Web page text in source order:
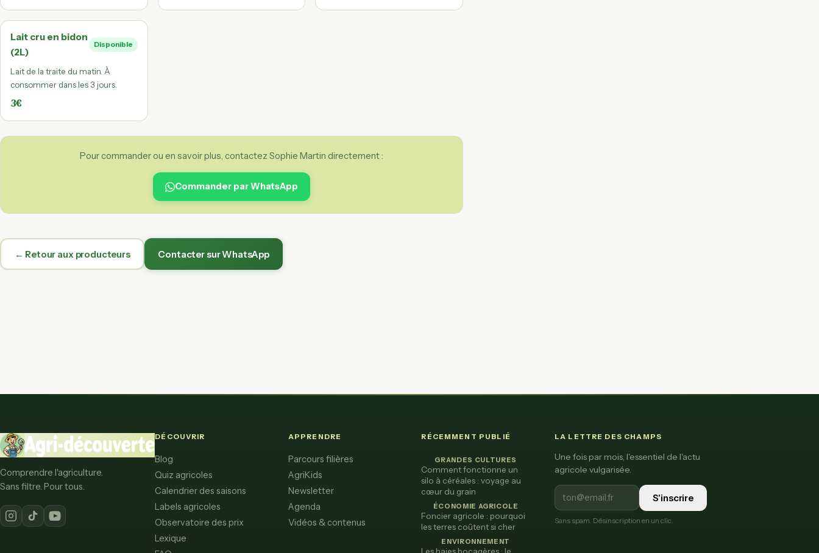
Lait cru en bidon
(2L)
Disponible
Lait de la traite du matin. À
consommer dans les 3 jours.
3€
Pour commander ou en savoir plus, contactez Sophie Martin directement :
Commander par WhatsApp
← Retour aux producteurs Contacter sur WhatsApp
Comprendre l'agriculture.
Sans filtre. Pour tous.
DÉCOUVRIR
Blog
Quiz agricoles
Calendrier des saisons
Labels agricoles
Observatoire des prix
Lexique
APPRENDRE
Parcours filières
AgriKids
Newsletter
Agenda
Vidéos & contenus
RÉCEMMENT PUBLIÉ
GRANDES CULTURES
Comment fonctionne un
silo à céréales : voyage au
cœur du grain
ÉCONOMIE AGRICOLE
Foncier agricole : pourquoi
les terres coûtent si cher
ENVIRONNEMENT
LA LETTRE DES CHAMPS
Une fois par mois, l'essentiel de l'actu
agricole vulgarisée.
S'inscrire
Sans spam. Désinscription en un clic.